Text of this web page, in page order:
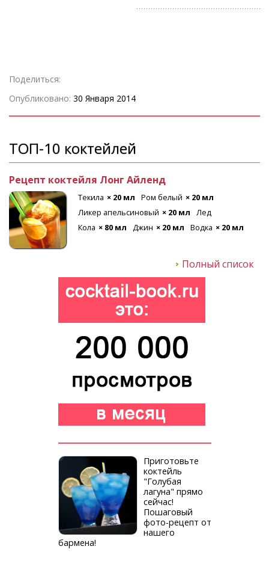
Поделиться:
Опубликовано: 30 Января 2014
ТОП-10 коктейлей
Рецепт коктейля Лонг Айленд
Текила × 20 мл Ром белый × 20 мл
Ликер апельсиновый × 20 мл
Лед
Кола × 80 мл Джин × 20 мл Водка × 20 мл
Полный список
Приготовьте
коктейль
"Голубая
лагуна" прямо
сейчас!
Пошаговый
фото-рецепт от
нашего
бармена!